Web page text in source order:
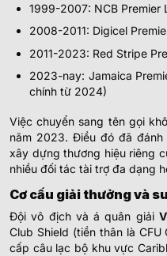
1999-2007: NCB Premier
2008-2011: Digicel
2011-2023: Red Stripe
2023-nay: Jamaica
chính từ 2024)
Việc chuyển sang tên gọi
năm 2023. Điều đó đã
xây dựng thương hiệu riêng
nhiều đối tác tài trợ đa dạng
Cơ cấu giải thưởng và
Đội vô địch và á quân giải
Club Shield (tiền thân là
cấp câu lạc bộ khu vực